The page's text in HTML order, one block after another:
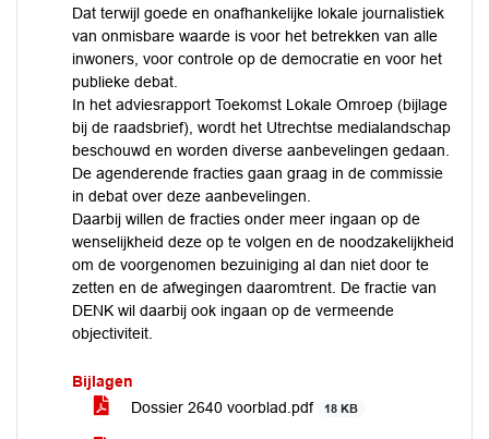
Dat terwijl goede en onafhankelijke lokale journalistiek
van onmisbare waarde is voor het betrekken van alle
inwoners, voor controle op de democratie en voor het
publieke debat.
In het adviesrapport Toekomst Lokale Omroep (bijlage
bij de raadsbrief), wordt het Utrechtse medialandschap
beschouwd en worden diverse aanbevelingen gedaan.
De agenderende fracties gaan graag in de commissie
in debat over deze aanbevelingen.
Daarbij willen de fracties onder meer ingaan op de
wenselijkheid deze op te volgen en de noodzakelijkheid
om de voorgenomen bezuiniging al dan niet door te
zetten en de afwegingen daaromtrent. De fractie van
DENK wil daarbij ook ingaan op de vermeende
objectiviteit.
Bijlagen
Dossier 2640 voorblad.pdf
18 KB